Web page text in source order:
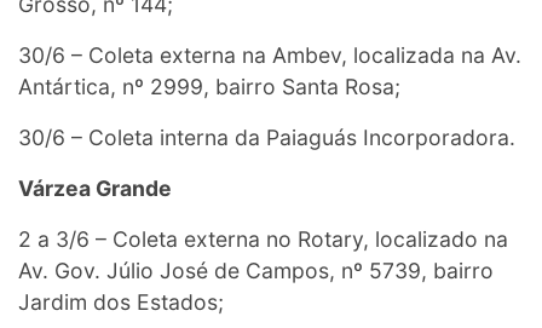
30/6 – Coleta externa na Ambev, localizada na Av.
Antártica, nº 2999, bairro Santa Rosa;
30/6 – Coleta interna da Paiaguás Incorporadora.
Várzea Grande
2 a 3/6 – Coleta externa no Rotary, localizado na
Av. Gov. Júlio José de Campos, nº 5739, bairro
Jardim dos Estados;